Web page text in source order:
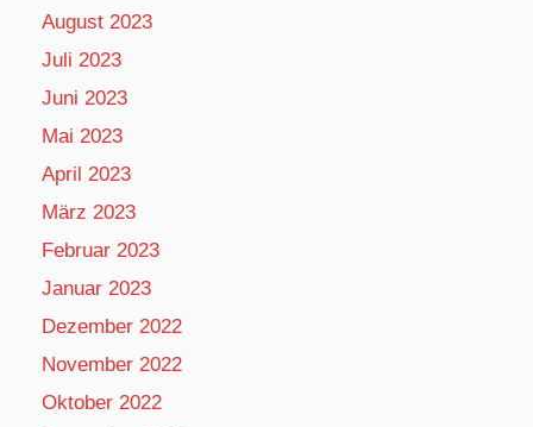
August 2023
Juli 2023
Juni 2023
Mai 2023
April 2023
März 2023
Februar 2023
Januar 2023
Dezember 2022
November 2022
Oktober 2022